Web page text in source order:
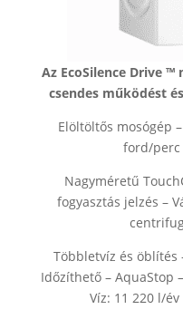
Az EcoSilence Drive
csendes működést
Elöltöltős mosógép
ford/perc
Nagyméretű
fogyasztás jelzés –
Többletvíz és öblítés
Időzíthető – AquaStop
Víz: 11 220 l/